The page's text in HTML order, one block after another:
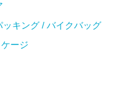
ッキング / バイクバッグ
ージ